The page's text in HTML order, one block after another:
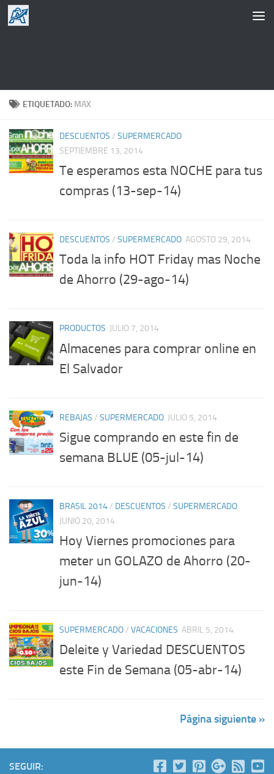
Saltar al contenido
ETIQUETADO: MAX
DESCUENTOS / SUPERMERCADO
SEPTIEMBRE 13, 2014
Te esperamos esta NOCHE para tus
compras (13-sep-14)
DESCUENTOS / SUPERMERCADO AGOSTO 29, 2014
Toda la info HOT Friday mas Noche
de Ahorro (29-ago-14)
PRODUCTOS JULIO 7, 2014
Almacenes para comprar online en
El Salvador
REBAJAS / SUPERMERCADO JULIO 5, 2014
Sigue comprando en este fin de
semana BLUE (05-jul-14)
BRASIL 2014/ DESCUENTOS / SUPERMERCADO
JUNIO 20, 2014
Hoy Viernes promociones para
meter un GOLAZO de Ahorro (20-
jun-14)
SUPERMERCADO/ VACACIONES ABRIL 5, 2014
Deleite y Variedad DESCUENTOS
este Fin de Semana (05-abr-14)
Página siguiente »
SEGUIR: